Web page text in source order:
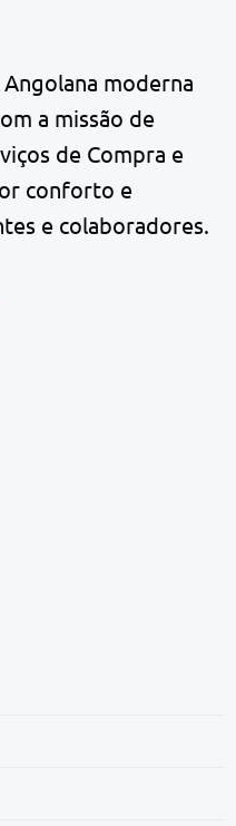
moderna
a missão de
de Compra e
conforto e
e colaboradores.